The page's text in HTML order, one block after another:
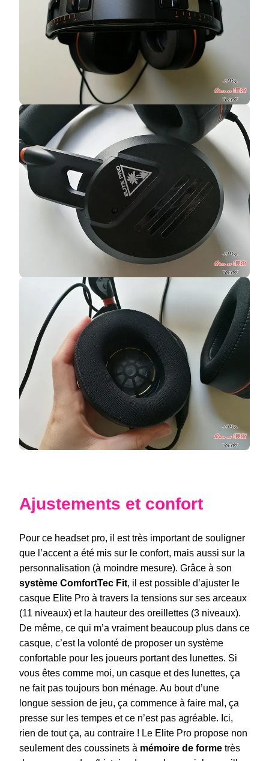
Ajustements et confort
Pour ce headset pro, il est très important de souligner
que l’accent a été mis sur le confort, mais aussi sur la
personnalisation (à moindre mesure). Grâce à son
système ComfortTec Fit, il est possible d’ajuster le
casque Elite Pro à travers la tensions sur ses arceaux
(11 niveaux) et la hauteur des oreillettes (3 niveaux).
De même, ce qui m’a vraiment beaucoup plus dans ce
casque, c’est la volonté de proposer un système
confortable pour les joueurs portant des lunettes. Si
vous êtes comme moi, un casque et des lunettes, ça
ne fait pas toujours bon ménage. Au bout d’une
longue session de jeu, ça commence à faire mal, ça
presse sur les tempes et ce n’est pas agréable. Ici,
rien de tout ça, au contraire ! Le Elite Pro propose non
seulement des coussinets à mémoire de forme très